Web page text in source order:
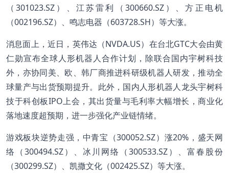
（301023.SZ）、江苏雷利（300660.SZ）、方正电机
（002196.SZ）、鸣志电器（603728.SH）等大涨。
消息面上，近日，英伟达（NVDA.US）在台北GTC大会由黄
仁勋宣布全球人形机器人合作计划，除联合国内宇树科技
外，亦协同美、欧、韩厂商推进科研级机器人研发，推动全
球量产与出货预期提升。此外，国内人形机器人龙头宇树科
技于科创板IPO上会，其出货量与毛利率大幅增长，商业化
落地速度超预期，进一步强化产业链情绪。
游戏板块逆势走强，中青宝（300052.SZ）涨20%，盛天网
络（300494.SZ）、冰川网络（300533.SZ）、富春股份
（300299.SZ）、凯撒文化（002425.SZ）等大涨。